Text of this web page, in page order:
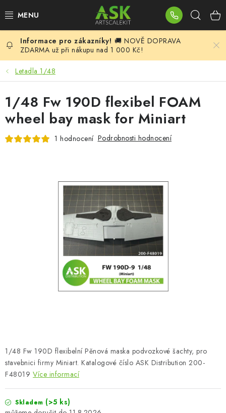
na
BLOG
SUMMER DAYS
WARHAMMER
ASK PRODUKTY
DOPLŇKY K MODELŮM
BARVY A POMŮCKY
SKY RIDERS COFFEE
O nás Moje objednávka Kontakty
Doprava a platba
Obchodní podmínky
Reklamační řád
Velkoobchod (B2B)
Převodník modelářských barev
🚚 NOVĚ DOPRAVA
ZDARMA už při nákupu nad 1 000 Kč!
Letadla 1/48
1/48 Fw 190D flexibelní Pěnová maska podvozkové šachty, pro
stavebnici firmy Miniart. Katalogové číslo ASK Distribution 200-
F48019 Více informací
Skladem (>5 ks)
1/48 Fw 190D flexibel FOAM
wheel bay mask for Miniart
1 hodnocení Podrobnosti hodnocení